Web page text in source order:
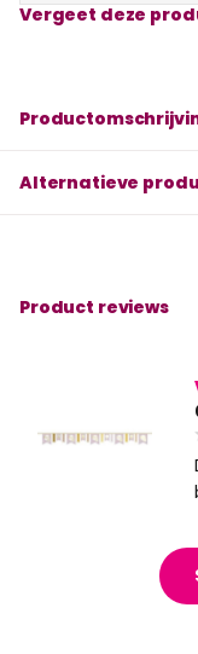
Vergeet deze
Alternatieve
Product reviews